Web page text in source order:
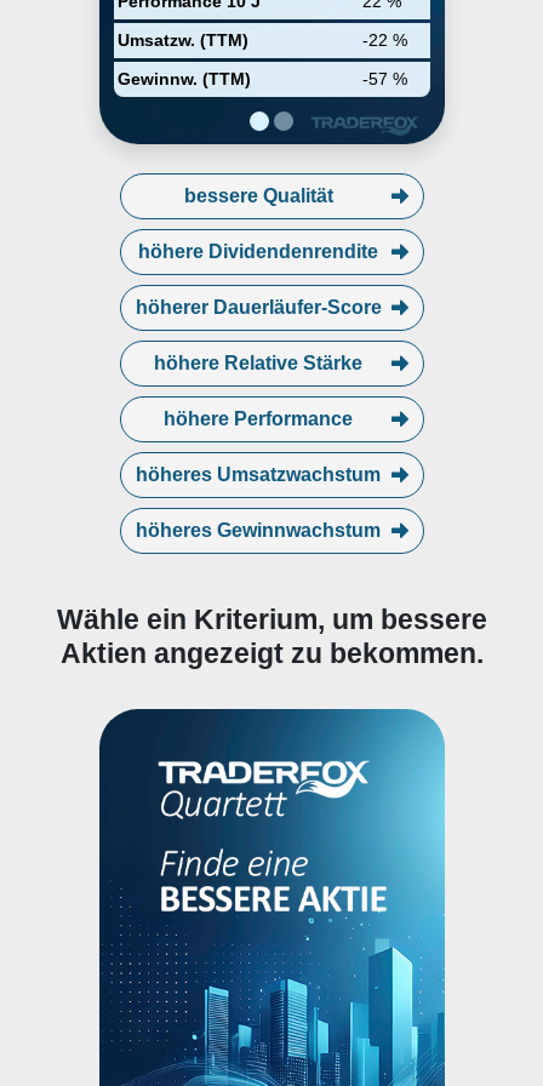
Umsatzw. (TTM)
-22 %
Gewinnw. (TTM)
-57 %
bessere Qualität
höhere Dividendenrendite
höherer Dauerläufer-Score
höhere Relative Stärke
höhere Performance
höheres Umsatzwachstum
höheres Gewinnwachstum
Wähle ein Kriterium, um bessere
Aktien angezeigt zu bekommen.